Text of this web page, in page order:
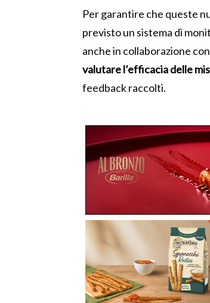
Per garantire che queste
previsto un sistema di
anche in collaborazione
valutare l’efficacia delle
feedback raccolti.